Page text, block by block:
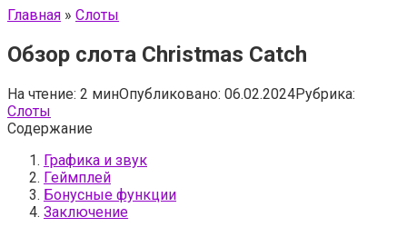
Главная » Слоты
Обзор слота Christmas Catch
На чтение: 2 минОпубликовано: 06.02.2024Рубрика:
Слоты
Содержание
Графика и звук
Геймплей
Бонусные функции
Заключение